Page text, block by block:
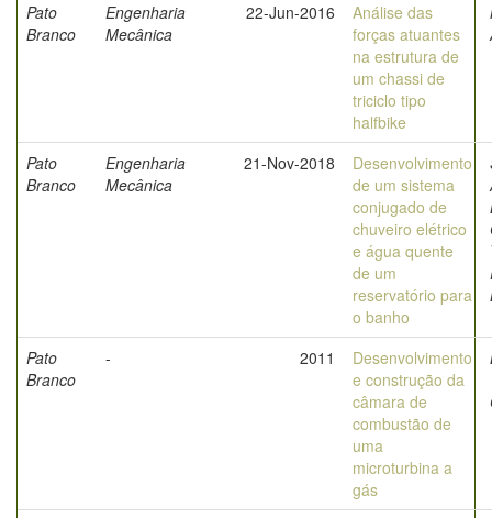
Pato
Branco
Engenharia
Mecânica
22-Jun-2016
Análise das
forças atuantes
na estrutura de
um chassi de
triciclo tipo
halfbike
Pato
Branco
Engenharia
Mecânica
21-Nov-2018
Desenvolvimento
de um sistema
conjugado de
chuveiro elétrico
e água quente
de um
reservatório para
o banho
Pato
Branco
- 2011
Desenvolvimento
e construção da
câmara de
combustão de
uma
microturbina a
gás